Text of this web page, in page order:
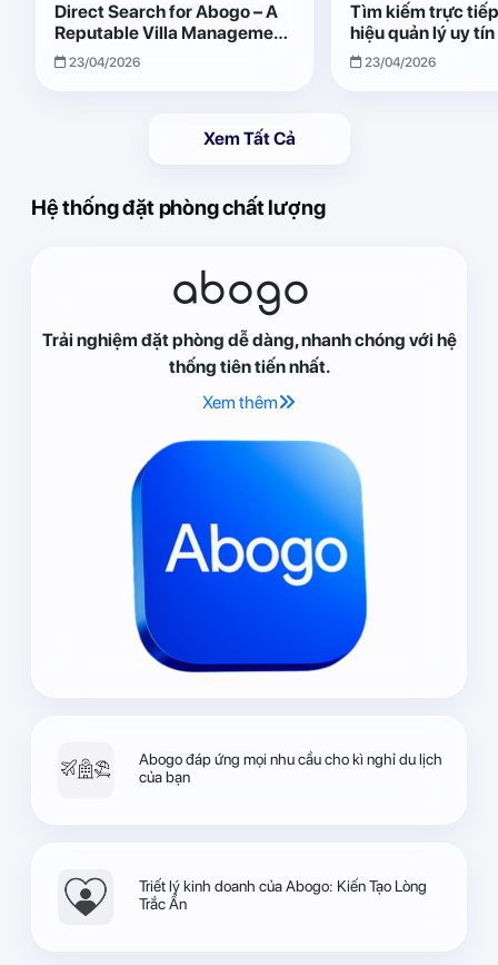
Direct Search for Abogo – A
Reputable Villa Management
Brand with Transparent and
Effective Operations
23/04/2026
Tìm kiếm trực
hiệu quản lý uy
Giải pháp vận
quả, minh bạch
23/04/2026
Xem Tất Cả
Hệ thống đặt phòng chất lượng
abogo
Trải nghiệm đặt phòng dễ dàng, nhanh chóng với hệ
thống tiên tiến nhất.
Xem thêm
Abogo đáp ứng mọi nhu cầu cho kì nghỉ du lịch
của bạn
Triết lý kinh doanh của Abogo: Kiến Tạo Lòng
Trắc Ẩn